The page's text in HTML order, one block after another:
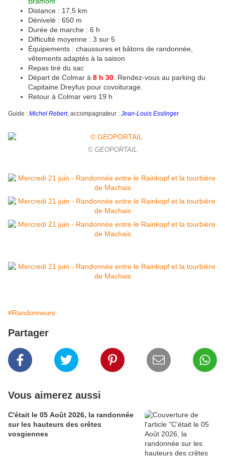
Distance : 17,5 km
Dénivelé : 650 m
Durée de marche : 6 h
Difficulté moyenne : 3 sur 5
Équipements : chaussures et bâtons de randonnée,
vêtements adaptés à la saison
Repas tiré du sac
Départ de Colmar à 8 h 30 . Rendez-vous au parking du
Capitaine Dreyfus pour covoiturage.
Retour à Colmar vers 19 h
Guide : Michel Rebert, accompagnateur : Jean-Louis Esslinger
© GEOPORTAIL
#Randonneurs
Partager
Vous aimerez aussi
C'était le 05 Août 2026, la randonnée
sur les hauteurs des crêtes
vosgiennes